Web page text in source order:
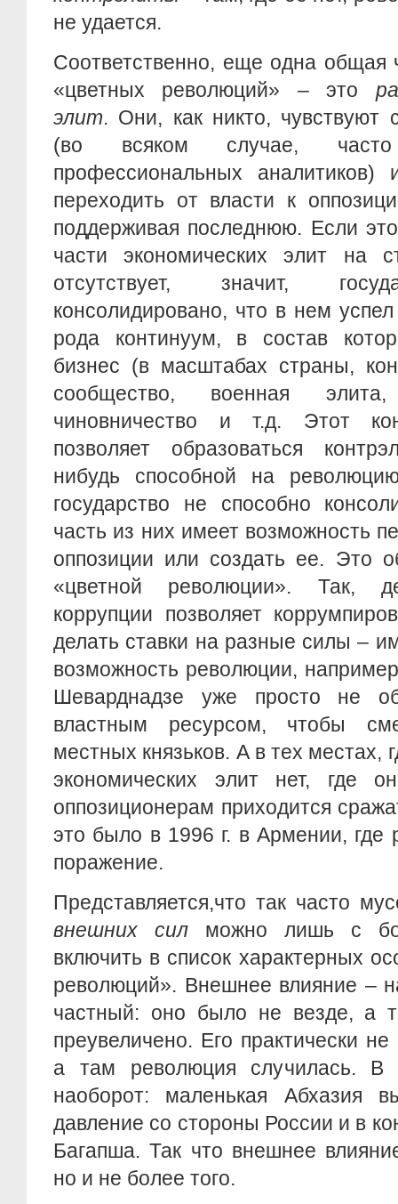
не удается.
Соответственно, еще одна общая
«цветных революций» – это
элит. Они, как никто, чувствуют
(во всяком случае,
профессиональных аналитиков)
переходить от власти к
поддерживая последнюю. Если
части экономических элит на
отсутствует, значит,
консолидировано, что в нем успел
рода континуум, в состав
бизнес (в масштабах страны,
сообщество, военная элита,
чиновничество и т.д. Этот
позволяет образоваться
нибудь способной на
государство не способно
часть из них имеет возможность
оппозиции или создать ее. Это
«цветной революции». Так,
коррупции позволяет
делать ставки на разные силы –
возможность революции,
Шеварднадзе уже просто не
властным ресурсом, чтобы
местных князьков. А в тех местах,
экономических элит нет, где
оппозиционерам приходится
это было в 1996 г. в Армении, где
поражение.
Представляется,что так часто
внешних сил можно лишь с
включить в список характерных
революций». Внешнее влияние –
частный: оно было не везде, а
преувеличено. Его практически
а там революция случилась. В
наоборот: маленькая Абхазия
давление со стороны России и в
Багапша. Так что внешнее
но и не более того.